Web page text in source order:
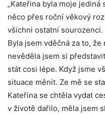
„Kateřina byla moje jediná
něco přes roční věkový
všichni ostatní
Byla jsem vděčná za to,
nevěděla jsem si
stát cosi lépe. Když jsme
situace měnit. Ze mě se
Kateřina se chtěla vydat
v životě dařilo, měla jsem